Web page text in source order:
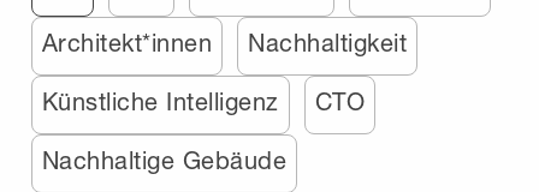
Architekt*innen Nachhaltigkeit
Künstliche Intelligenz CTO
Nachhaltige Gebäude